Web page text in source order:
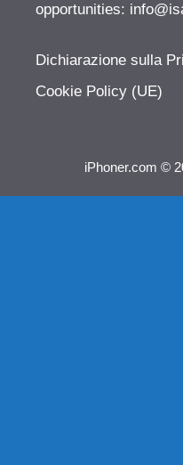
opportunities:
Dichiarazione sulla
Cookie Policy (UE)
iPhoner.com ©